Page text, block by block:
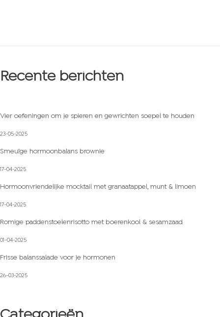
0
Recente berichten
Vier oefeningen om je spieren en gewrichten soepel te houden
23-05-2025
Smeuïge hormoonbalans brownie
17-04-2025
Hormoonvriendelijke mocktail met granaatappel, munt & limoen
17-04-2025
Romige paddenstoelenrisotto met boerenkool & sesamzaad
01-04-2025
Frisse balanssalade voor je hormonen
26-03-2025